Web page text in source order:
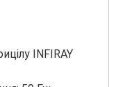
INFIRAY